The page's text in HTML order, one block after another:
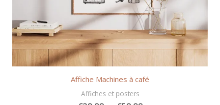
Affiche Machines à café
Affiches et posters